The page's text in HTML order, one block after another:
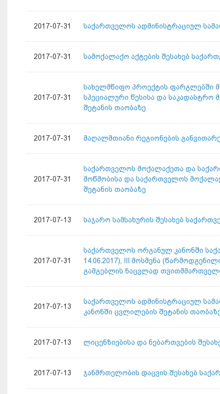
2017-07-31 საქართველოს ადმინისტრაციულ
2017-07-31 სამოქალაქო აქტების შესახებ
2017-07-31
სახელმწიფო პროექტის ფარგლებში
სპეციალური წესისა და საკადასტრო
შეტანის თაობაზე
2017-07-31 მაღალმთიანი რეგიონების
2017-07-31
საქართველოს მოქალაქეთა და
მოწმობისა და საქართველოს
შეტანის თაობაზე
2017-07-13 საჯარო სამსახურის შესახებ
2017-07-31
საქართველოს ორგანულ კანონში
14.06.2017), III მოსმენა
გამგებლის ნაცვლად
2017-07-13
საქართველოს ადმინისტრაციულ
კანონში ცვლილების შეტანის
2017-07-13 ლიცენზიებისა და ნებართვების
2017-07-13 ჯანმრთელობის დაცვის შესახებ